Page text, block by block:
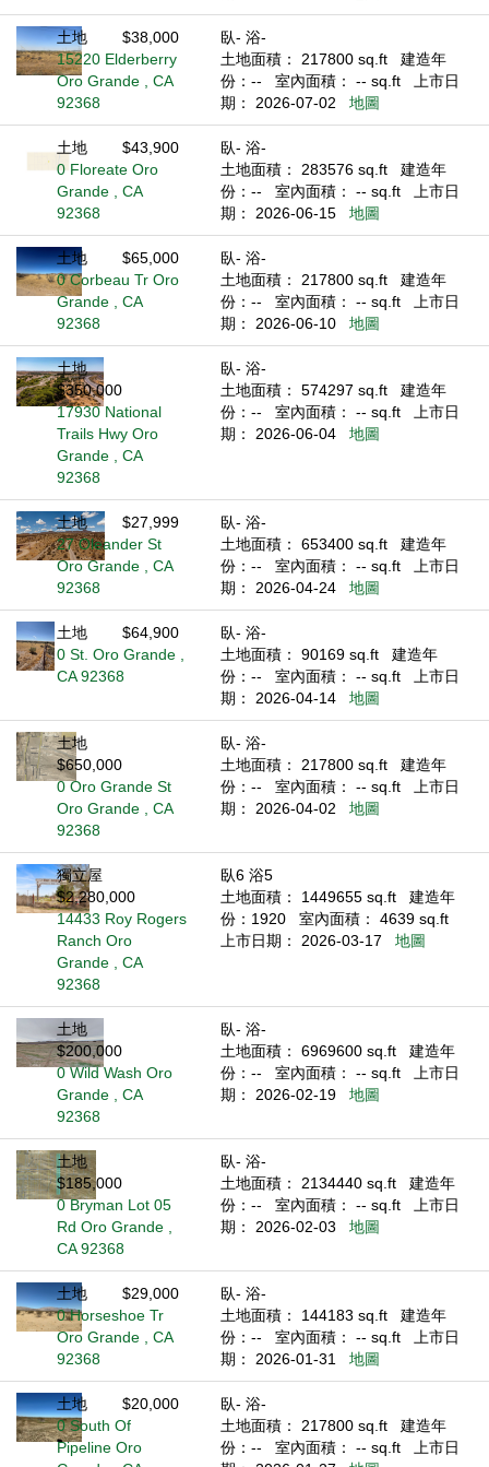
土地
$38,000
15220 Elderberry
Oro Grande , CA
92368
臥- 浴-
土地面積： 217800 sq.ft
建造年
份：--
室內面積： -- sq.ft
上市日
期： 2026-07-02
地圖
土地
$43,900
0 Floreate Oro
Grande , CA
92368
臥- 浴-
土地面積： 283576 sq.ft
建造年
份：--
室內面積： -- sq.ft
上市日
期： 2026-06-15
地圖
土地
$65,000
0 Corbeau Tr Oro
Grande , CA
92368
臥- 浴-
土地面積： 217800 sq.ft
建造年
份：--
室內面積： -- sq.ft
上市日
期： 2026-06-10
地圖
土地
$350,000
17930 National
Trails Hwy Oro
Grande , CA
92368
臥- 浴-
土地面積： 574297 sq.ft
建造年
份：--
室內面積： -- sq.ft
上市日
期： 2026-06-04
地圖
土地
$27,999
27 Oleander St
Oro Grande , CA
92368
臥- 浴-
土地面積： 653400 sq.ft
建造年
份：--
室內面積： -- sq.ft
上市日
期： 2026-04-24
地圖
土地
$64,900
0 St. Oro Grande ,
CA 92368
臥- 浴-
土地面積： 90169 sq.ft
建造年
份：--
室內面積： -- sq.ft
上市日
期： 2026-04-14
地圖
土地
$650,000
0 Oro Grande St
Oro Grande , CA
92368
臥- 浴-
土地面積： 217800 sq.ft
建造年
份：--
室內面積： -- sq.ft
上市日
期： 2026-04-02
地圖
獨立屋
$2,280,000
14433 Roy Rogers
Ranch Oro
Grande , CA
92368
臥6 浴5
土地面積： 1449655 sq.ft
建造年
份：1920
室內面積： 4639 sq.ft
上市日期： 2026-03-17
地圖
土地
$200,000
0 Wild Wash Oro
Grande , CA
92368
臥- 浴-
土地面積： 6969600 sq.ft
建造年
份：--
室內面積： -- sq.ft
上市日
期： 2026-02-19
地圖
土地
$185,000
0 Bryman Lot 05
Rd Oro Grande ,
CA 92368
臥- 浴-
土地面積： 2134440 sq.ft
建造年
份：--
室內面積： -- sq.ft
上市日
期： 2026-02-03
地圖
土地
$29,000
0 Horseshoe Tr
Oro Grande , CA
92368
臥- 浴-
土地面積： 144183 sq.ft
建造年
份：--
室內面積： -- sq.ft
上市日
期： 2026-01-31
地圖
土地
$20,000
0 South Of
Pipeline Oro
臥- 浴-
土地面積： 217800 sq.ft
建造年
份：--
室內面積： -- sq.ft
上市日